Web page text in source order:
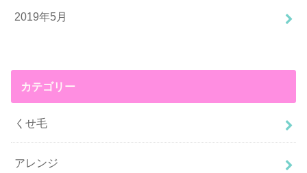
2019年5月
カテゴリー
くせ毛
アレンジ